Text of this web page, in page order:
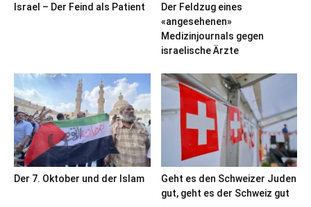
Israel – Der Feind als Patient
Der Feldzug eines
«angesehenen»
Medizinjournals gegen
israelische Ärzte
Der 7. Oktober und der Islam
Geht es den Schweizer Juden
gut, geht es der Schweiz gut